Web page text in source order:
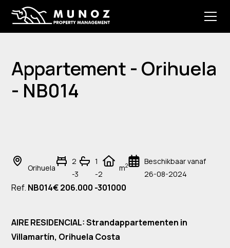
Appartement - Orihuela
- NB014
Orihuela
2
-3
1
-2
m2
Beschikbaar vanaf
26-08-2024
Ref. NB014€ 206.000 -301000
AIRE RESIDENCIAL: Strandappartementen in
Villamartín, Orihuela Costa